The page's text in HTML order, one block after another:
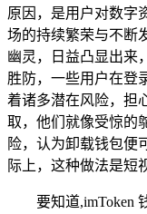
原因，是用户对数字
场的持续繁荣与不断
幽灵，日益凸显出来
胜防，一些用户在登
着诸多潜在风险，担
取，他们就像受惊的
险，认为卸载钱包便
际上，这种做法是短
要知道,imToken